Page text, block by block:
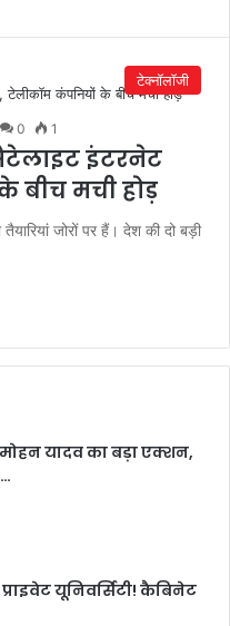
टेक्नॉलॉजी
0 1
इंटरनेट
बीच मची होड़
जोरों पर हैं। देश की दो बड़ी
यादव का बड़ा एक्शन,
यूनिवर्सिटी! कैबिनेट